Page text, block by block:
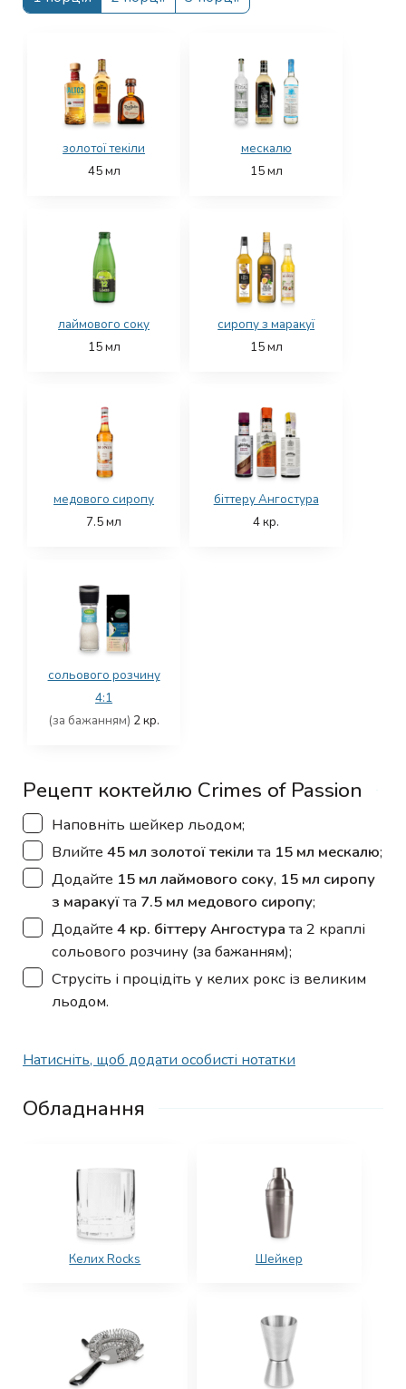
золотої текіли
45мл
мескалю
15мл
лаймового соку
15мл
сиропу з маракуї
15мл
медового сиропу
7.5мл
біттеру Ангостура
4кр.
сольового розчину
4:1
(за бажанням) 2кр.
Рецепт коктейлю Crimes of Passion
▢
Наповніть шейкер льодом;
▢
Влийте 45 мл золотої текілита 15 мл мескалю;
▢
Додайте 15 мл лаймового соку, 15 мл сиропу
з маракуїта 7.5 мл медового сиропу;
▢
Додайте 4 кр. біттеру Ангостурата 2 краплі
сольового розчину (за бажанням);
▢
Струсіть і процідіть у келих рокс із великим
льодом.
Натисніть, щоб додати особисті нотатки
Обладнання
Келих Rocks Шейкер